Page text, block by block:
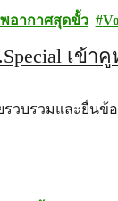
อากาศสุดขั้ว
เข้
รวบรวมและยื่นข้